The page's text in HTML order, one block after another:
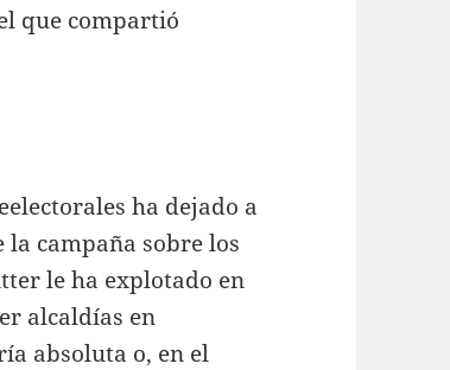
que compartió
ha dejado a
campaña sobre los
le ha explotado en
alcaldías en
absoluta o, en el